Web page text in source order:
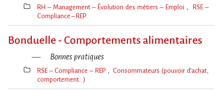
Thèmes(s)
RH – Management – Évolution des métiers – Emploi
RSE –
Compliance – REP
Bonduelle - Comportements alimentaires
Bonnes pratiques
Thèmes(s)
RSE – Compliance – REP
Consommateurs (pouvoir d’achat,
comportement…)